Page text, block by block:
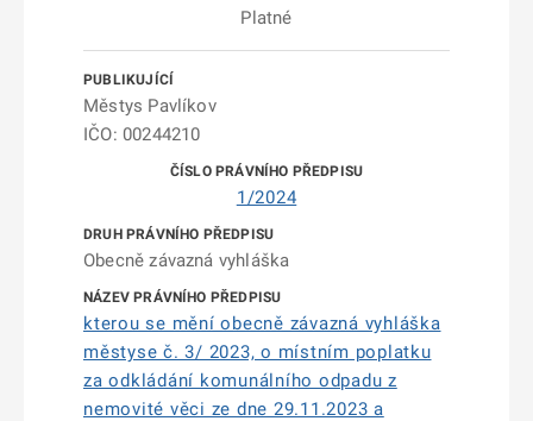
Platné
Městys Pavlíkov
IČO: 00244210
1/2024
Obecně závazná vyhláška
kterou se mění obecně závazná vyhláška
městyse č. 3/ 2023, o místním poplatku
za odkládání komunálního odpadu z
nemovité věci ze dne 29.11.2023 a